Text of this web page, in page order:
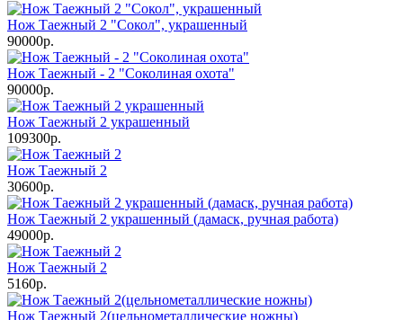
Нож Таежный 2 "Сокол", украшенный
90000р.
Нож Таежный - 2 "Соколиная охота"
90000р.
Нож Таежный 2 украшенный
109300р.
Нож Таежный 2
30600р.
Нож Таежный 2 украшенный (дамаск, ручная работа)
49000р.
Нож Таежный 2
5160р.
Нож Таежный 2(цельнометаллические ножны)